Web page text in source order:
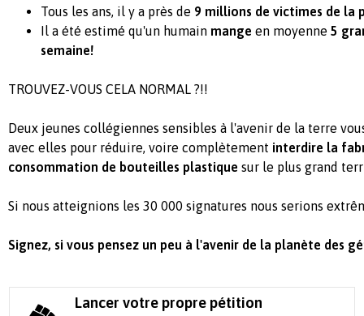
Tous les ans, il y a près de 9 millions de victimes de la
Il a été estimé qu'un humain mange en moyenne 5
semaine!
TROUVEZ-VOUS CELA NORMAL ?!!
Deux jeunes collégiennes sensibles à l'avenir de la terre
avec elles pour réduire, voire complètement interdire la
consommation de bouteilles plastique sur le plus grand
Si nous atteignions les 30 000 signatures nous serions
Signez, si vous pensez un peu à l'avenir de la planète des
Lancer votre propre pétition